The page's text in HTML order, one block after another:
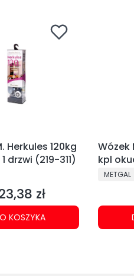
Herkules 120kg
drzwi (219-311)
zł
KOSZYKA
Wózek
kpl
METGAL